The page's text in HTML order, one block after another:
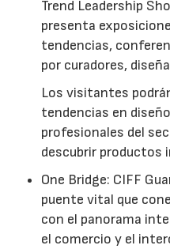
Trend Leadership
presenta
tendencias,
por curadores,
Los visitantes
tendencias en
profesionales del
descubrir productos
One Bridge: CIFF
puente vital que
con el panorama
el comercio y el